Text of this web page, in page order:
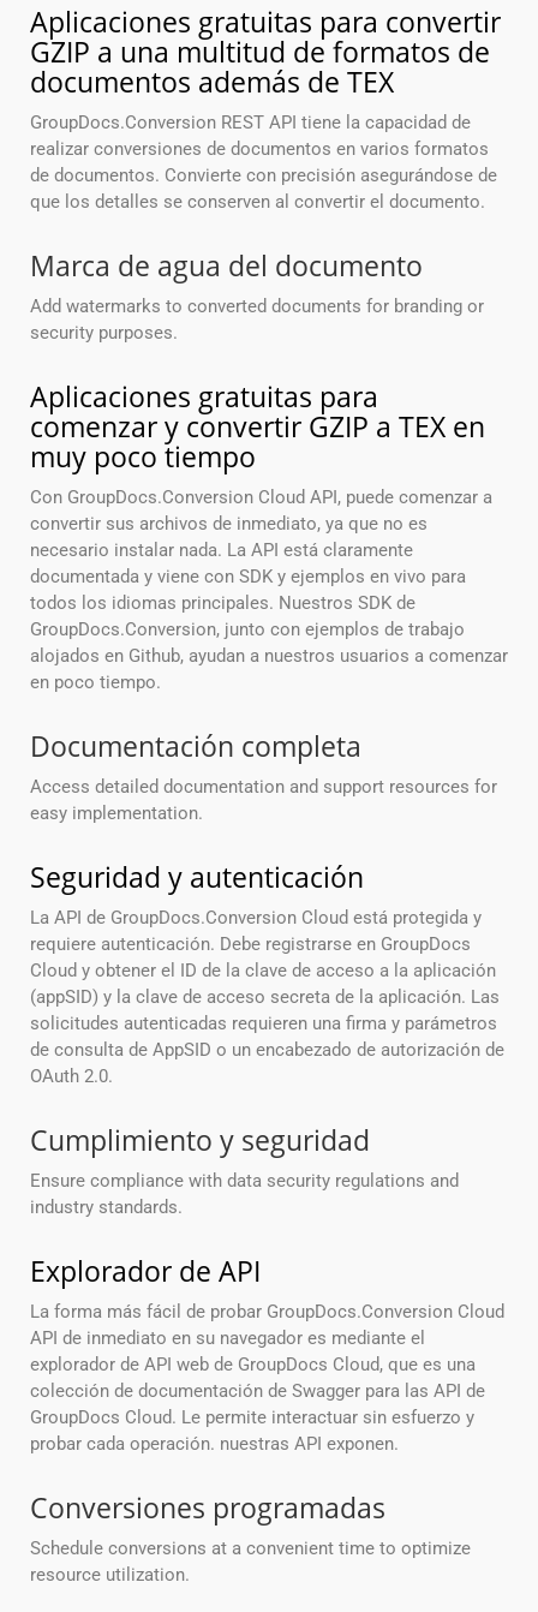
Aplicaciones gratuitas para convertir
GZIP a una multitud de formatos de
documentos además de TEX
GroupDocs.Conversion REST API tiene la capacidad de
realizar conversiones de documentos en varios formatos
de documentos. Convierte con precisión asegurándose de
que los detalles se conserven al convertir el documento.
Marca de agua del documento
Add watermarks to converted documents for branding or
security purposes.
Aplicaciones gratuitas para
comenzar y convertir GZIP a TEX en
muy poco tiempo
Con GroupDocs.Conversion Cloud API, puede comenzar a
convertir sus archivos de inmediato, ya que no es
necesario instalar nada. La API está claramente
documentada y viene con SDK y ejemplos en vivo para
todos los idiomas principales. Nuestros SDK de
GroupDocs.Conversion, junto con ejemplos de trabajo
alojados en Github, ayudan a nuestros usuarios a comenzar
en poco tiempo.
Documentación completa
Access detailed documentation and support resources for
easy implementation.
Seguridad y autenticación
La API de GroupDocs.Conversion Cloud está protegida y
requiere autenticación. Debe registrarse en GroupDocs
Cloud y obtener el ID de la clave de acceso a la aplicación
(appSID) y la clave de acceso secreta de la aplicación. Las
solicitudes autenticadas requieren una firma y parámetros
de consulta de AppSID o un encabezado de autorización de
OAuth 2.0.
Cumplimiento y seguridad
Ensure compliance with data security regulations and
industry standards.
Explorador de API
La forma más fácil de probar GroupDocs.Conversion Cloud
API de inmediato en su navegador es mediante el
explorador de API web de GroupDocs Cloud, que es una
colección de documentación de Swagger para las API de
GroupDocs Cloud. Le permite interactuar sin esfuerzo y
probar cada operación. nuestras API exponen.
Conversiones programadas
Schedule conversions at a convenient time to optimize
resource utilization.